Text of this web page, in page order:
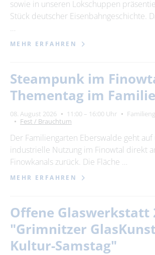
sowie in unseren Lokschuppen
Stück deutscher Eisenbahngeschichte.
…
MEHR ERFAHREN
Steampunk im
Thementag im
08. August 2026 11:00 – 16:00 Uhr
Fest / Brauchtum
Der Familiengarten Eberswalde geht auf
industrielle Nutzung im Finowtal direkt
Finowkanals zurück. Die Fläche …
MEHR ERFAHREN
Offene Glaswerkstatt
"Grimnitzer
Kultur-Samstag"